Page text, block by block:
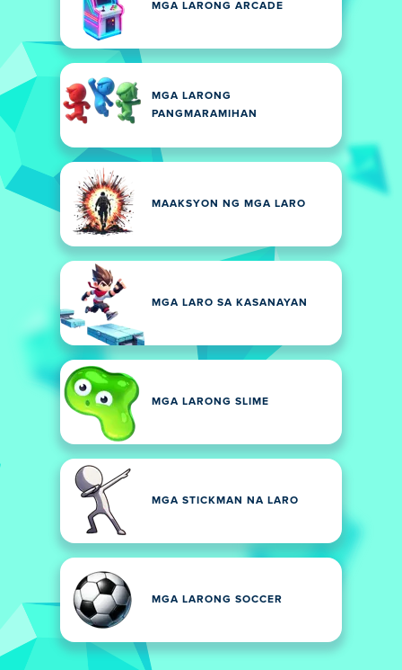
MGA LARONG ARCADE
MGA LARONG
PANGMARAMIHAN
MAAKSYON NG MGA LARO
MGA LARO SA KASANAYAN
MGA LARONG SLIME
MGA STICKMAN NA LARO
MGA LARONG SOCCER